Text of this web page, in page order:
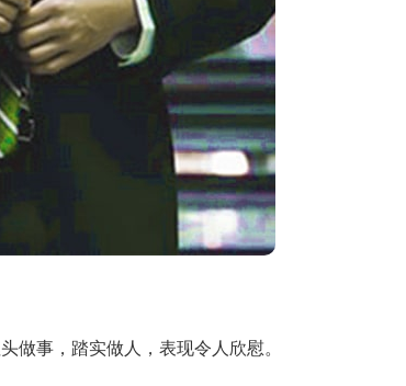
事，踏实做人，表现令人欣慰。